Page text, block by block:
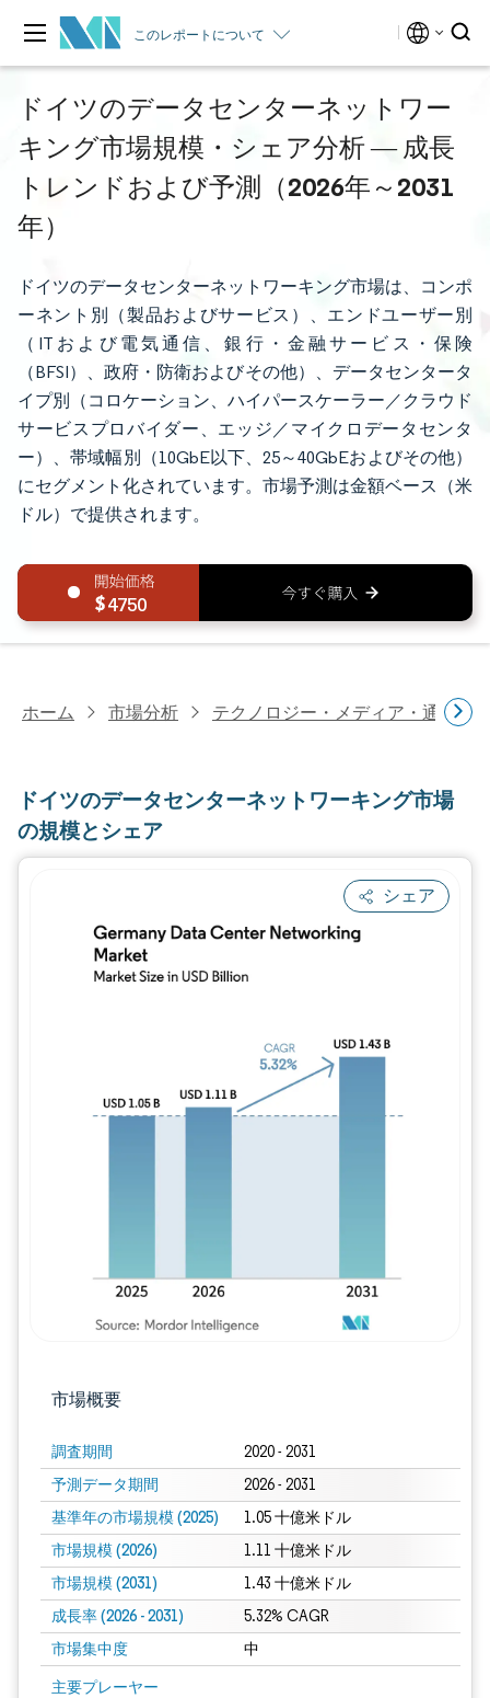
このレポートについて
ドイツのデータセンターネットワー
キング市場規模・シェア分析 ― 成長
トレンドおよび予測（2026年～2031
年）
ドイツのデータセンターネットワーキング市場は、コンポ
ーネント別（製品およびサービス）、エンドユーザー別
（ITおよび電気通信、銀行・金融サービス・保険
（BFSI）、政府・防衛およびその他）、データセンタータ
イプ別（コロケーション、ハイパースケーラー／クラウド
サービスプロバイダー、エッジ／マイクロデータセンタ
ー）、帯域幅別（10GbE以下、25～40GbEおよびその他）
にセグメント化されています。市場予測は金額ベース（米
ドル）で提供されます。
4750
ホーム 市場分析 テクノロジー・メディア・通信研
ドイツのデータセンターネットワーキング市場
の規模とシェア
シェア
市場概要
調査期間 2020 - 2031
予測データ期間 2026 - 2031
基準年の市場規模 (2025) 1.05 十億米ドル
市場規模 (2026) 1.11 十億米ドル
市場規模 (2031) 1.43 十億米ドル
成長率 (2026 - 2031) 5.32% CAGR
市場集中度 中
主要プレーヤー
画像 © Mordor Intelligence。再利用にはCC BY 4.0の表示が必要です。